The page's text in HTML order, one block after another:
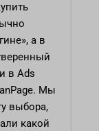
а в
в Ads
Мы
выбора,
какой